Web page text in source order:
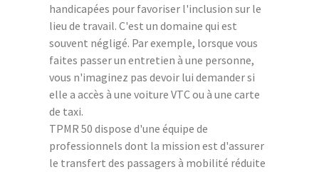
handicapées pour favoriser l'inclusion sur le
lieu de travail. C'est un domaine qui est
souvent négligé. Par exemple, lorsque vous
faites passer un entretien à une personne,
vous n'imaginez pas devoir lui demander si
elle a accès à une voiture VTC ou à une carte
de taxi.
TPMR 50 dispose d'une équipe de
professionnels dont la mission est d'assurer
le transfert des passagers à mobilité réduite